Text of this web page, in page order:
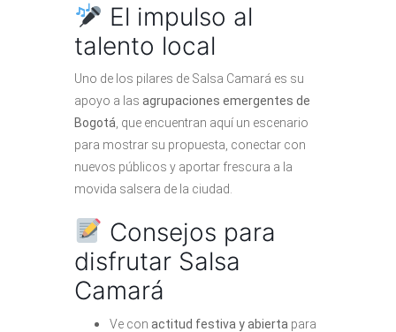
El impulso al
talento local
Uno de los pilares de Salsa Camará es su
apoyo a las agrupaciones emergentes de
Bogotá , que encuentran aquí un escenario
para mostrar su propuesta, conectar con
nuevos públicos y aportar frescura a la
movida salsera de la ciudad.
Consejos para
disfrutar Salsa
Camará
Ve con actitud festiva y abierta para